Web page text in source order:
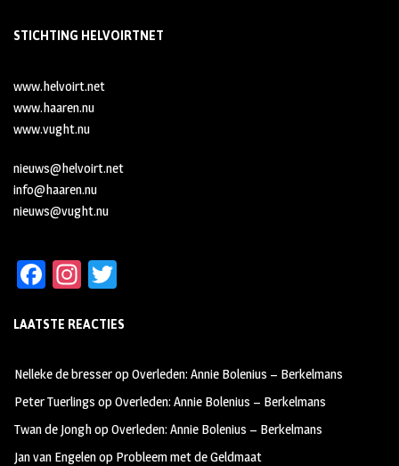
STICHTING HELVOIRTNET
www.helvoirt.net
www.haaren.nu
www.vught.nu
nieuws@helvoirt.net
info@haaren.nu
nieuws@vught.nu
Fa
b
oo
k
In
ag
m
tt
LAATSTE REACTIES
Nelleke de bresseropOverleden: Annie Bolenius – Berkelmans
Peter Tuerlings opOverleden: Annie Bolenius – Berkelmans
Twan de JonghopOverleden: Annie Bolenius – Berkelmans
Jan van Engelenop Probleem met de Geldmaat